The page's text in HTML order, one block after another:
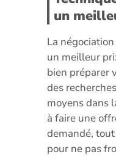
un
La
un meilleur
bien préparer
des
moyens dans
à faire une
demandé,
pour ne pas